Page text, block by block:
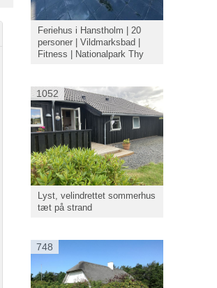
Feriehus i Hanstholm | 20
personer | Vildmarksbad |
Fitness | Nationalpark Thy
1052
Lyst, velindrettet sommerhus
tæt på strand
748